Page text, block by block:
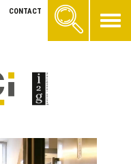
CONTACT